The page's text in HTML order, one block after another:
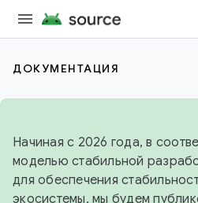
ДОКУМЕНТАЦИЯ
Начиная с 2026 года, в
моделью стабильной
для обеспечения
экосистемы, мы будем